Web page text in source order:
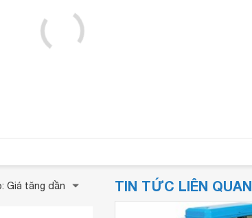
Giá tăng dần TIN TỨC LIÊN QUAN